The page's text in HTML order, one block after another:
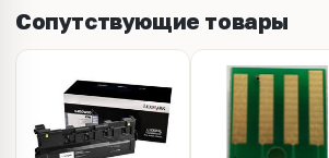
Сопутствующие товары